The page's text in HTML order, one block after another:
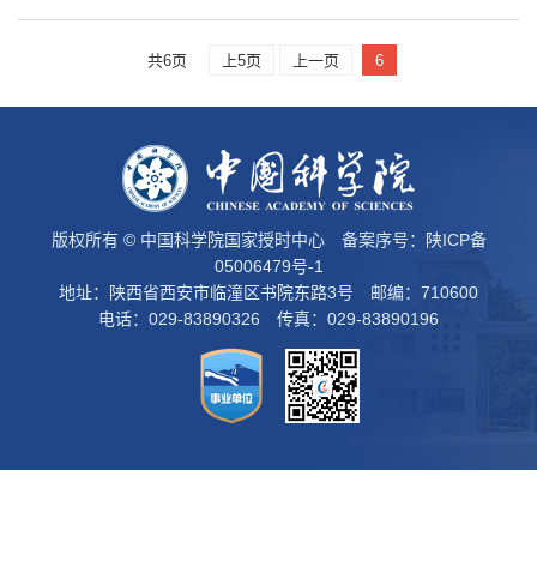
共6页 上5页 上一页 6
版权所有 © 中国科学院国家授时中心 备案序号：
陕ICP备
05006479号-1
地址：陕西省西安市临潼区书院东路3号 邮编：710600
电话：029-83890326 传真：029-83890196